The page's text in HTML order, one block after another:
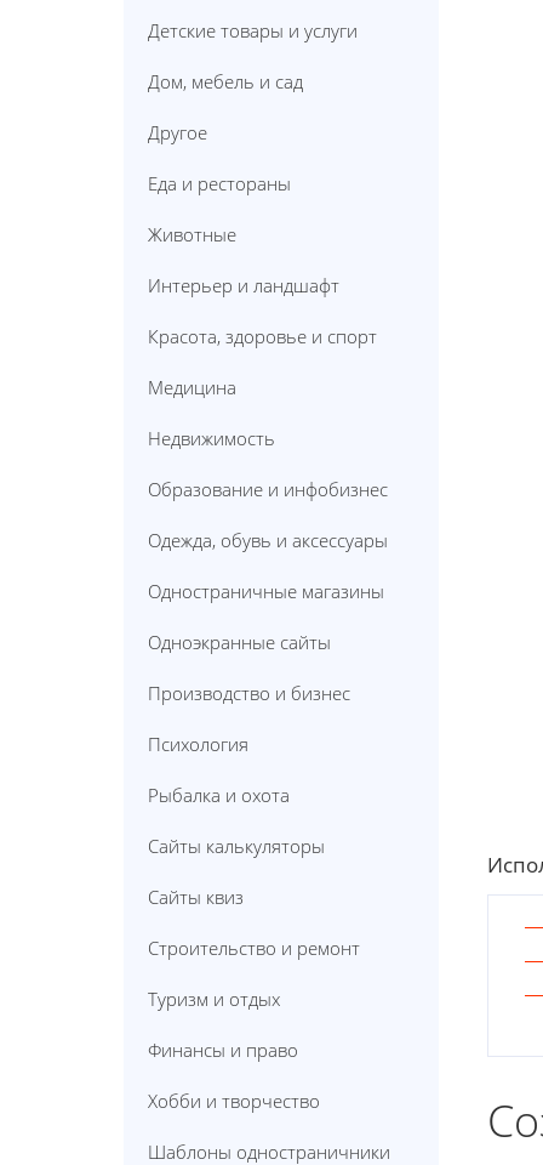
Детские товары и услуги
Дом, мебель и сад
Другое
Еда и рестораны
Животные
Интерьер и ландшафт
Красота, здоровье и спорт
Медицина
Недвижимость
Образование и инфобизнес
Одежда, обувь и аксессуары
Одностраничные магазины
Одноэкранные сайты
Производство и бизнес
Психология
Рыбалка и охота
Сайты калькуляторы
Сайты квиз
Строительство и ремонт
Туризм и отдых
Финансы и право
Хобби и творчество
Шаблоны одностраничники